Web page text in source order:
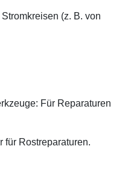
(z. B. von
Für Reparaturen
für Rostreparaturen.